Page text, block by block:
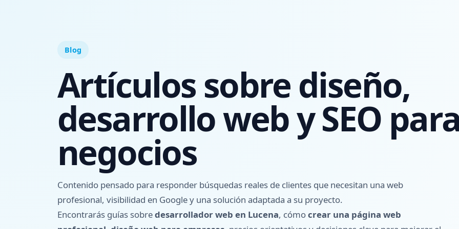
Blog
Artículos sobre diseño,
desarrollo web y SEO
negocios
Contenido pensado para responder búsquedas reales de clientes que necesitan una web
profesional, visibilidad en Google y una solución adaptada a su proyecto.
Encontrarás guías sobredesarrollador web en Lucena, cómocrear una página web